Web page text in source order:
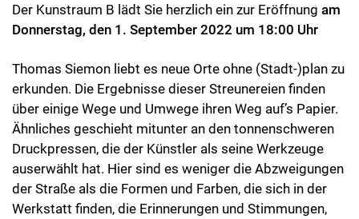
Der Kunstraum B lädt Sie herzlich ein zur Eröffnung am
Donnerstag, den 1. September 2022 um 18:00 Uhr
Thomas Siemon liebt es neue Orte ohne (Stadt-)plan zu
erkunden. Die Ergebnisse dieser Streunereien finden
über einige Wege und Umwege ihren Weg auf’s Papier.
Ähnliches geschieht mitunter an den tonnenschweren
Druckpressen, die der Künstler als seine Werkzeuge
auserwählt hat. Hier sind es weniger die Abzweigungen
der Straße als die Formen und Farben, die sich in der
Werkstatt finden, die Erinnerungen und Stimmungen,